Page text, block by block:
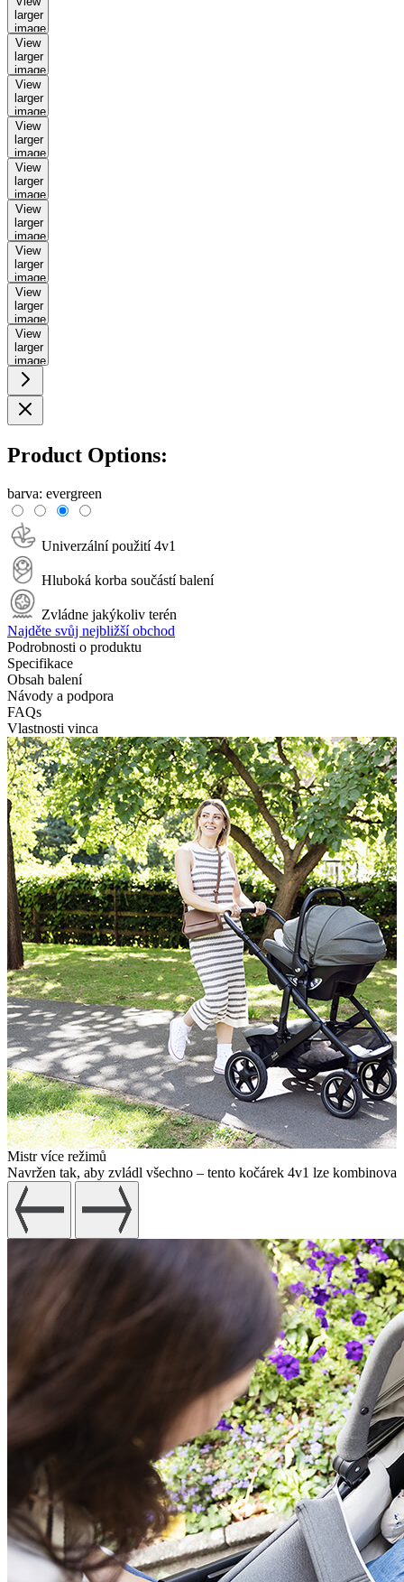
larger
image
View
larger
image
View
larger
image
View
larger
image
View
larger
image
View
larger
image
View
larger
image
View
larger
image
View
larger
image
Product Options:
barva: evergreen
Univerzální použití 4v1
Hluboká korba součástí balení
Zvládne jakýkoliv terén
Najděte svůj nejbližší obchod
Podrobnosti o produktu
Specifikace
Obsah balení
Návody a podpora
FAQs
Vlastnosti vinca
Mistr více režimů
Navržen tak, aby zvládl všechno – tento kočárek 4v1 lze